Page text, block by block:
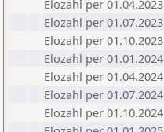
Elozahl per 01.04.2023
Elozahl per 01.07.2023
Elozahl per 01.10.2023
Elozahl per 01.01.2024
Elozahl per 01.04.2024
Elozahl per 01.07.2024
Elozahl per 01.10.2024